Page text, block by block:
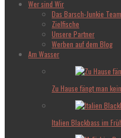
Wer sind Wir
Das Barsch-Junkie Team
Zielfische
Unsere Partner
Werben auf dem Blog
Am Wasser
Zu Hause fängt man
Italien Blackbass im